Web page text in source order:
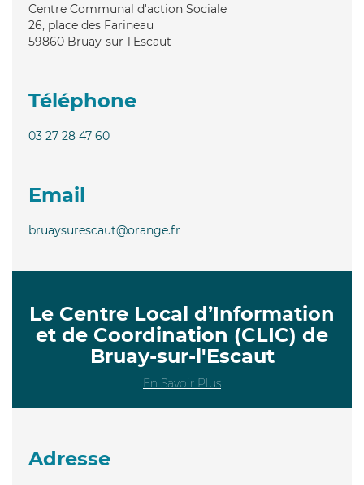
Centre Communal d'action Sociale
26, place des Farineau
59860 Bruay-sur-l'Escaut
Téléphone
03 27 28 47 60
Email
bruaysurescaut@orange.fr
Le Centre Local d’Information
et de Coordination (CLIC) de
Bruay-sur-l'Escaut
En Savoir Plus
Adresse